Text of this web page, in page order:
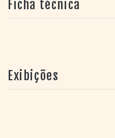
musicaltambém
sobre a trajetória e a
Ficha técnica
Exibições